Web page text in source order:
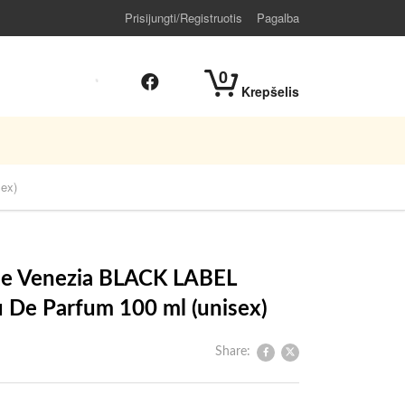
Prisijungti/Registruotis Pagalba
0
Krepšelis
Venezia BLACK LABEL
De Parfum 100 ml (unisex)
Share: